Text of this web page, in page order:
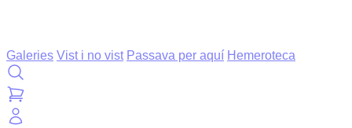
Galeries Vist i no vist Passava per aquí Hemeroteca